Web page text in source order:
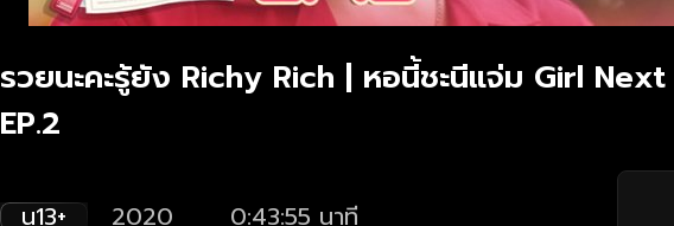
รวยนะคะรู้ยัง Richy Rich | หอนี้ชะนีแจ่ม Girl
EP.2
น13+ 2020 0:43:55 นาที